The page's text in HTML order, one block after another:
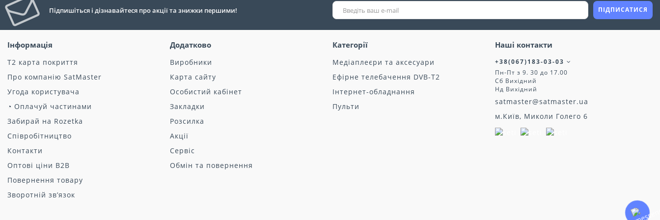
Підпишіться і дізнавайтеся про акції та знижки першими! ПІДПИСАТИСЯ
Інформація
Т2 карта покриття
Про компанію SatMaster
Угода користувача
◔ Оплачуй частинами
Забирай на Rozetka
Співробітництво
Контакти
Оптові ціни B2B
Повернення товару
Зворотній зв’язок
Додатково
Виробники
Карта сайту
Особистий кабінет
Закладки
Розсилка
Акції
Сервіс
Обмін та повернення
Категорії
Медіаплеєри та аксесуари
Ефірне телебачення DVB-T2
Інтернет-обладнання
Пульти
Наші контакти
+38(067)183-03-03
Пн-Пт з 9. 30 до 17.00
Сб Вихідний
Нд Вихідний
satmaster@satmaster.ua
м.Київ, Миколи Голего 6